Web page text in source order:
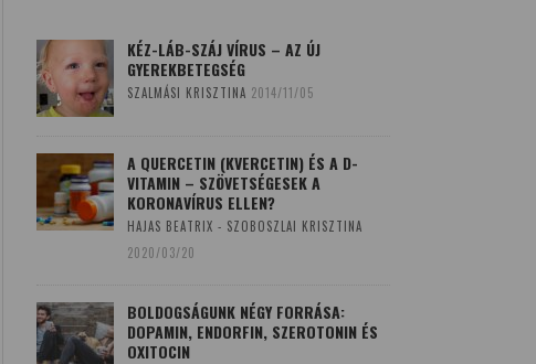
KÉZ-LÁB-SZÁJ VÍRUS – AZ ÚJ
GYEREKBETEGSÉG
SZALMÁSI KRISZTINA 2014/11/05
A QUERCETIN (KVERCETIN) ÉS A D-
VITAMIN – SZÖVETSÉGESEK A
KORONAVÍRUS ELLEN?
HAJAS BEATRIX - SZOBOSZLAI KRISZTINA
2020/03/20
BOLDOGSÁGUNK NÉGY FORRÁSA:
DOPAMIN, ENDORFIN, SZEROTONIN ÉS
OXITOCIN